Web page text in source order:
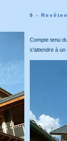
8 -
Compte tenu
s'attendre à un